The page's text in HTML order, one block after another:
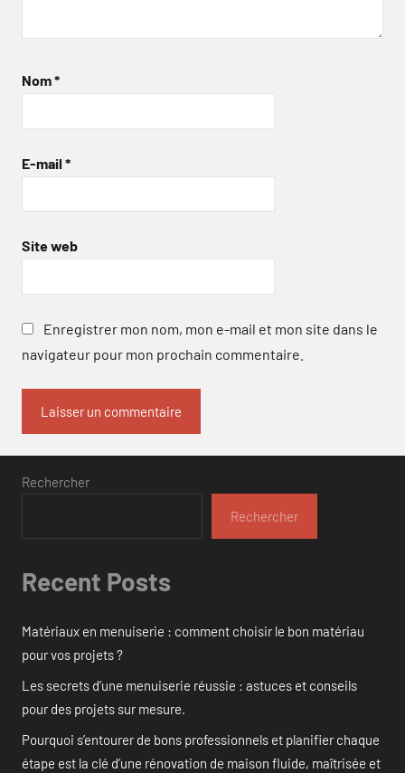
Nom*
E-mail *
Site web
Enregistrer mon nom, mon e-mail et mon site dans le
navigateur pour mon prochain commentaire.
Rechercher
Rechercher
Recent Posts
Matériaux en menuiserie : comment choisir le bon matériau
pour vos projets ?
Les secrets d’une menuiserie réussie : astuces et conseils
pour des projets sur mesure.
Pourquoi s’entourer de bons professionnels et planifier chaque
étape est la clé d’une rénovation de maison fluide, maîtrisée et